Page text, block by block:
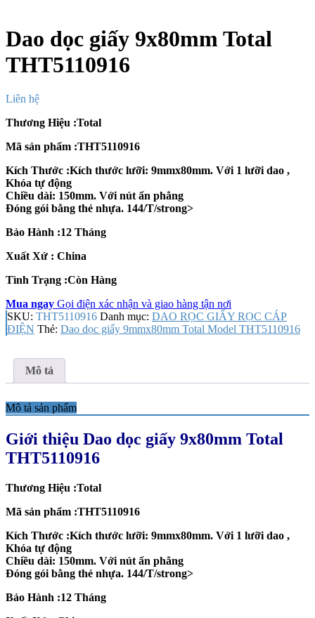
Dao dọc giấy 9x80mm Total
THT5110916
Liên hệ
Thương Hiệu :Total
Mã sản phẩm :THT5110916
Kích Thước :Kích thước lưỡi: 9mmx80mm. Với 1 lưỡi dao ,
Khóa tự động
Chiều dài: 150mm. Với nút ấn phẳng
Đóng gói bằng thẻ nhựa. 144/T/strong>
Bảo Hành :12 Tháng
Xuất Xứ : China
Tình Trạng :Còn Hàng
Mua ngay Gọi điện xác nhận và giao hàng tận nơi
SKU: THT5110916 Danh mục: DAO RỌC GIẤY RỌC CÁP
ĐIỆN Thẻ: Dao dọc giấy 9mmx80mm Total Model THT5110916
Mô tả
Mô tả sản phẩm
Giới thiệu Dao dọc giấy 9x80mm Total
THT5110916
Thương Hiệu :Total
Mã sản phẩm :THT5110916
Kích Thước :Kích thước lưỡi: 9mmx80mm. Với 1 lưỡi dao ,
Khóa tự động
Chiều dài: 150mm. Với nút ấn phẳng
Đóng gói bằng thẻ nhựa. 144/T/strong>
Bảo Hành :12 Tháng